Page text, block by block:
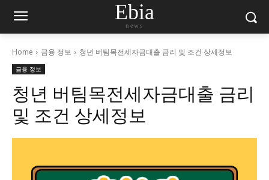
Ebia
news
Home 금융 정보 청년 버팀목전세자금대출 금리 및 조건 상세정보
금융 정보
청년 버팀목전세자금대출 금리
및 조건 상세정보